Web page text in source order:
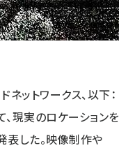
ットワークス、以下：
現実のロケーションを
表した。映像制作や